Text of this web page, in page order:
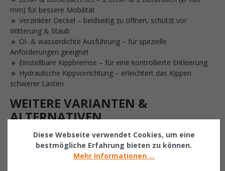
mm) für bessere Mobilität
🔹 Verzinkter Deckel – beidseitig zu öffnen, schützt vor
Witterung & Staub
🔹 Öl- & wasserdichte Ausführung – für spezielle
Anforderungen geeignet
🔹 Einstellbare Kippbremse – für eine kontrollierte Entleerung
🔹 Hydraulische Kippvorrichtung – erleichtert das Kippen
schwerer Lasten
WEITERE VARIANTEN &
ALTERNATIVEN
🔹 Kapazitäten: Verfügbar mit 2, 3, 4 oder 5 m³
Diese Webseite verwendet Cookies, um eine
bestmögliche Erfahrung bieten zu können.
Mehr Informationen ...